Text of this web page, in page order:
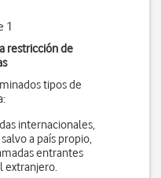
1
restricción de
tipos de
internacionales,
a país propio,
entrantes
extranjero.